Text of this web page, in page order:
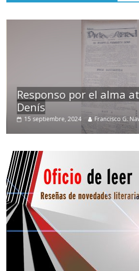
Responso por el alma
Denís
15 septiembre, 2024 Francisco G.